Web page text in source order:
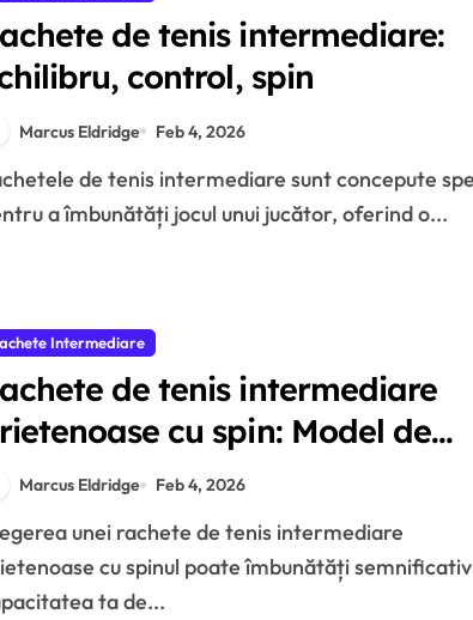
de tenis intermediare:
control, spin
Marcus Eldridge Feb 4, 2026
a îmbunătăți jocul unui jucător, oferind o...
Intermediare
de tenis intermediare
cu spin: Model de
sârma, Tehnologie, Design
Marcus Eldridge Feb 4, 2026
cu spinul poate îmbunătăți semnificativ
ta de...